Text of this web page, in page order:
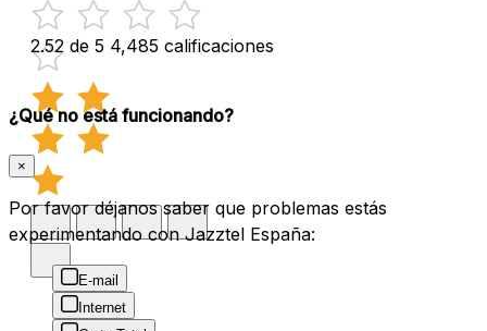
2.52 de 5 4,485 calificaciones
¿Qué no está funcionando?
×
Por favor déjanos saber que problemas estás
experimentando con Jazztel España:
E-mail
Internet